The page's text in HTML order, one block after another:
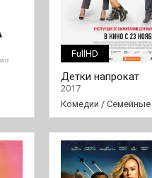
FullHD
Детки напрокат
2017
Комедии / Семейные